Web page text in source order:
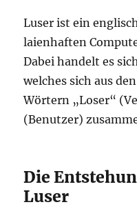
Luser ist ein
laienhaften
Dabei handelt es
welches sich aus
Wörtern „Loser“
(Benutzer)
Die
Luser